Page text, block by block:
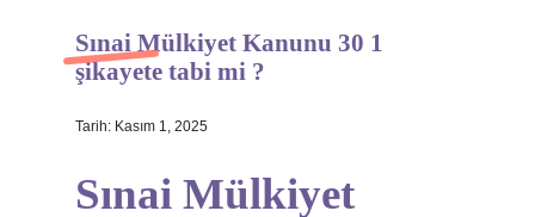
Hakkımızda
Sınai Mülkiyet Kanunu 30 1
şikayete tabi mi ?
Tarih: Kasım 1, 2025
Sınai Mülkiyet